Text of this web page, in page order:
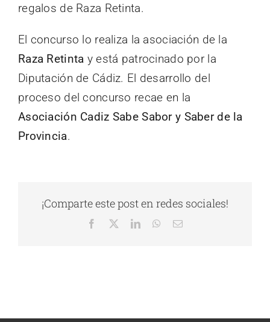
regalos de Raza Retinta.
El concurso lo realiza la asociación de la
Raza Retinta y está patrocinado por la
Diputación de Cádiz. El desarrollo del
proceso del concurso recae en la
Asociación Cadiz Sabe Sabor y Saber de la
Provincia.
¡Comparte este post en redes sociales!
Facebook LinkedInWhatsApp
Correo